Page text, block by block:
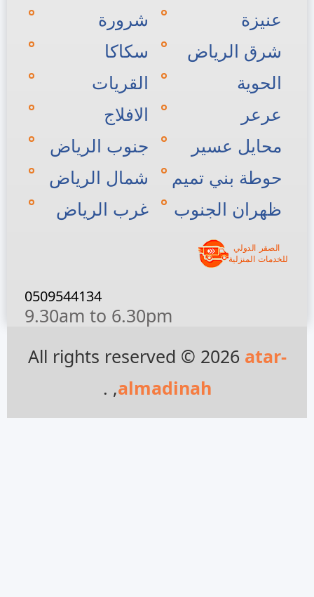
عنيزة
شرورة
شرق الرياض
سكاكا
الحوية
القريات
عرعر
الافلاج
محايل عسير
جنوب الرياض
حوطة بني تميم
شمال الرياض
ظهران الجنوب
غرب الرياض
0509544134
9.30am to 6.30pm
All rights reserved © 2026atar-
almadinah
, .